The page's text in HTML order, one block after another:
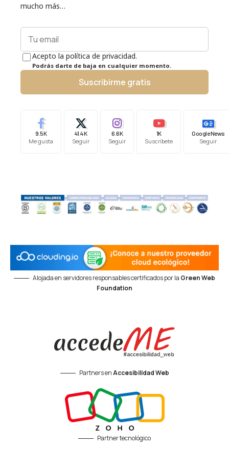
mucho más…
Acepto la política de privacidad.
Podrás darte de baja en cualquier momento.
Suscribirme gratis
9.5K
Me gusta
41.4K
Seguir
6.6K
Seguir
1K
Suscríbete
Google News
Seguir
Alojada en servidores responsables certificados por la Green Web
Foundation
Partners enAccesibilidad Web
Partner tecnológico